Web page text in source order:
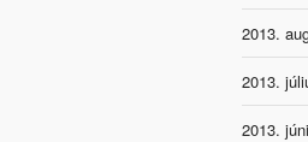
2013.
2013.
2013.